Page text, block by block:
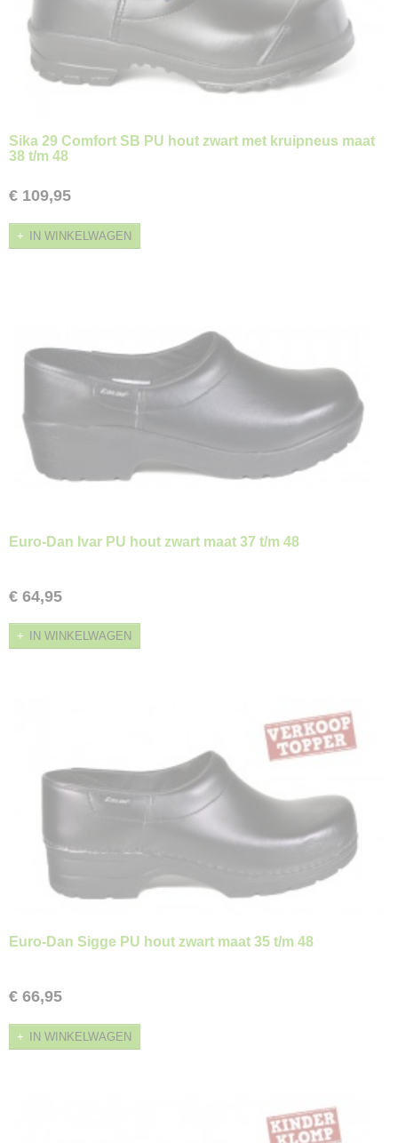
Sika 29 Comfort SB PU hout zwart met kruipneus maat
38 t/m 48
€ 109,95
IN WINKELWAGEN
Euro-Dan Ivar PU hout zwart maat 37 t/m 48
€ 64,95
IN WINKELWAGEN
Euro-Dan Sigge PU hout zwart maat 35 t/m 48
€ 66,95
IN WINKELWAGEN